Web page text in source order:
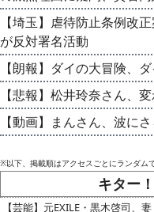
【埼玉】虐待防止条例改
が反対署名活動
【朗報】ダイの大冒険、
【悲報】松井玲奈さん、
【動画】まんさん、波に
※以下、掲載順はアクセスごとにランダム
キター
【芸能】元EXILE・黒木啓司、